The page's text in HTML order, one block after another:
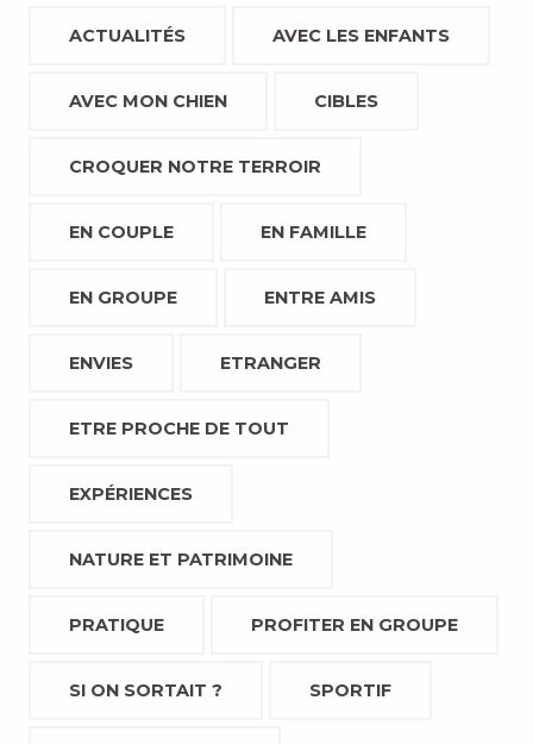
ACTUALITÉS AVEC LES ENFANTS
AVEC MON CHIEN CIBLES
CROQUER NOTRE TERROIR
EN COUPLE EN FAMILLE
EN GROUPE ENTRE AMIS
ENVIES ETRANGER
ETRE PROCHE DE TOUT
EXPÉRIENCES
NATURE ET PATRIMOINE
PRATIQUE PROFITER EN GROUPE
SI ON SORTAIT ? SPORTIF